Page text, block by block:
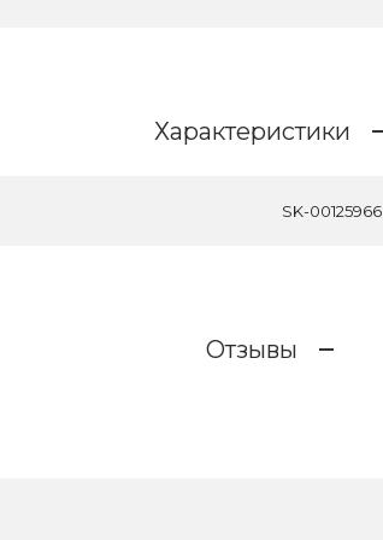
Характеристики
SK-00125966
Отзывы